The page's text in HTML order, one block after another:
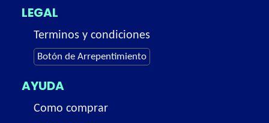
LEGAL
Terminos y condiciones
Botón de Arrepentimiento
AYUDA
Como comprar